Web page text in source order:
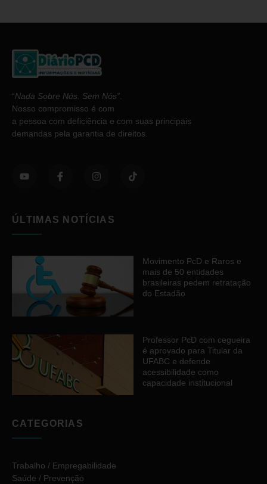
“Nada Sobre Nós. Sem Nós”
Nosso compromisso é com
a pessoa com deficiência e com suas principais
demandas pela garantia de direitos.
ÚLTIMAS NOTÍCIAS
Movimento PcD e Raros e
mais de 50 entidades
brasileiras pedem retratação
do Estadão
Professor PcD com cegueira
é aprovado para Titular da
UFABC e defende
acessibilidade como
capacidade institucional
CATEGORIAS
Trabalho / Empregabilidade
Saúde / Prevenção